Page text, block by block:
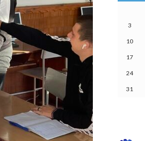
3
10
17
24
31